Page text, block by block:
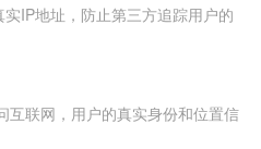
IP地址，防止第三方追踪用户的
互联网，用户的真实身份和位置信